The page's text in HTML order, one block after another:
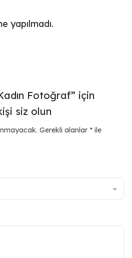
yapılmadı.
Fotoğraf” için
siz olun
Gerekli alanlar * ile